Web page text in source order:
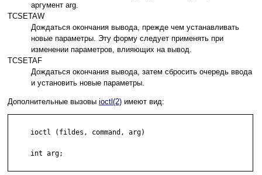
аргумент arg.
TCSETAW
Дождаться окончания вывода, прежде чем устанавливать
новые параметры. Эту форму следует применять при
изменении параметров, влияющих на вывод.
TCSETAF
Дождаться окончания вывода, затем сбросить очередь ввода
и установить новые параметры.
Дополнительные вызовы ioctl(2) имеют вид:
     ioctl (fildes, command, arg)
     int arg;